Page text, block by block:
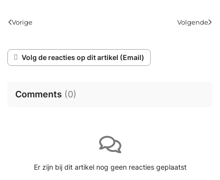
Vorige Volgende
Volg de reacties op dit artikel (Email)
Comments (0)
Er zijn bij dit artikel nog geen reacties geplaatst